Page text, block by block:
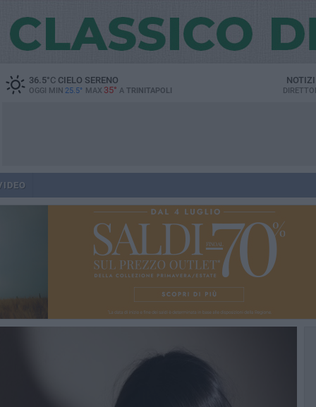
36.5°CCIELO SERENO
OGGI MIN 25.5° MAX 35° A TRINITAPOLI